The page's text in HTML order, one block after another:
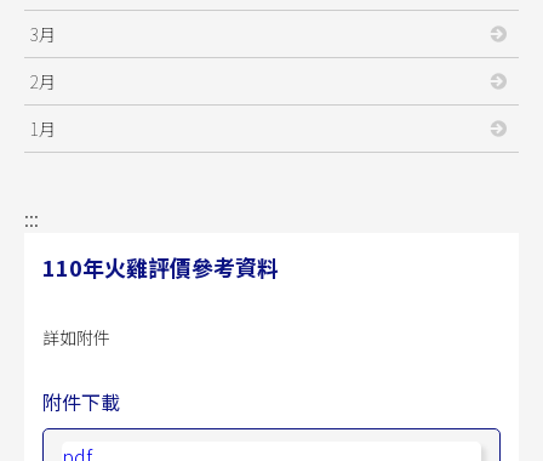
3月
2月
1月
:::
110年火雞評價參考資料
詳如附件
附件下載